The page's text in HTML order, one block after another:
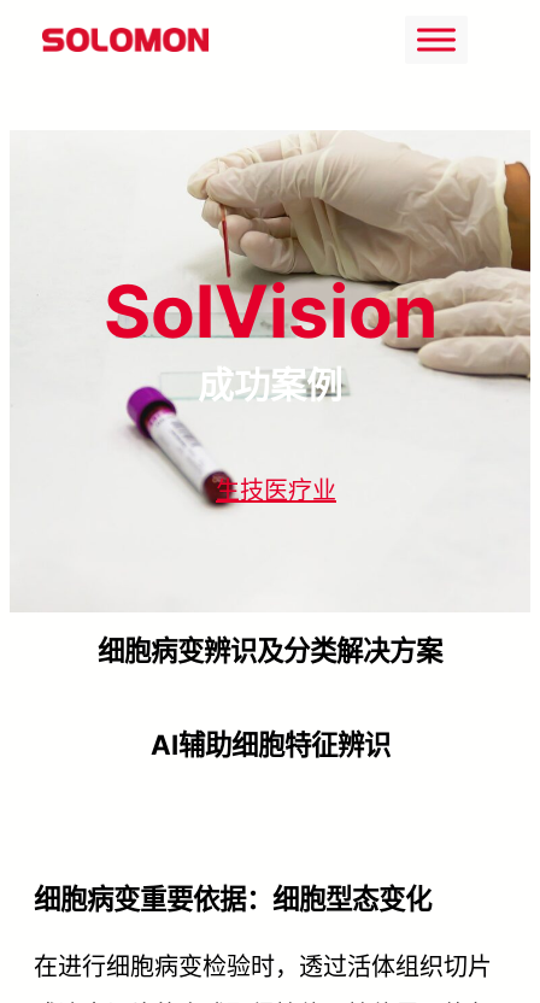
Skip
SolVision
成功案例
生技医疗业
细胞病变辨识及分类解决方案
AI辅助细胞特征辨识
细胞病变重要依据：细胞型态变化
在进行细胞病变检验时，透过活体组织切片